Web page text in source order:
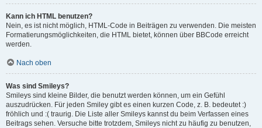
Kann ich HTML benutzen?
Nein, es ist nicht möglich, HTML-Code in Beiträgen zu verwenden. Die meisten
Formatierungsmöglichkeiten, die HTML bietet, können über BBCode erreicht
werden.
Nach oben
Was sind Smileys?
Smileys sind kleine Bilder, die benutzt werden können, um ein Gefühl
auszudrücken. Für jeden Smiley gibt es einen kurzen Code, z. B. bedeutet :)
fröhlich und :( traurig. Die Liste aller Smileys kannst du beim Verfassen eines
Beitrags sehen. Versuche bitte trotzdem, Smileys nicht zu häufig zu benutzen,